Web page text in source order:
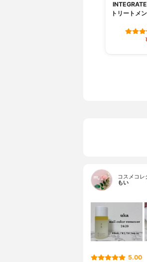
トリートメ
コスメコレ
もい
5.00